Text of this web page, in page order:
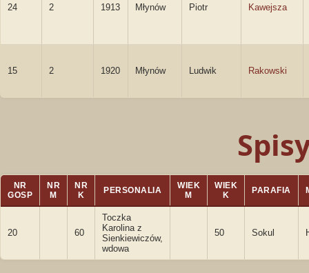
24 2 1913 Młynów Piotr Kawejsza
15 2 1920 Młynów Ludwik Rakowski
NR
GOSP
NR
M
NR
K
PERSONALIA
WIEK
M
WIEK
K
PARAFIA
20 60
Toczka
Karolina z
Sienkiewiczów,
wdowa
50 Sokul